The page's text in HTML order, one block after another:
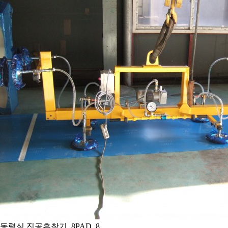
동력식 진공흡착기_8PAD_8